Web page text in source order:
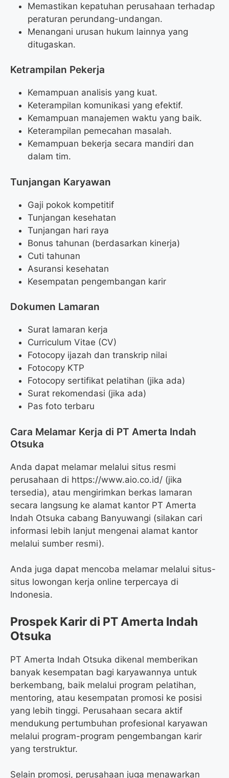
Memastikan kepatuhan perusahaan terhadap
peraturan perundang-undangan.
Menangani urusan hukum lainnya yang
ditugaskan.
Ketrampilan Pekerja
Kemampuan analisis yang kuat.
Keterampilan komunikasi yang efektif.
Kemampuan manajemen waktu yang baik.
Keterampilan pemecahan masalah.
Kemampuan bekerja secara mandiri dan
dalam tim.
Tunjangan Karyawan
Gaji pokok kompetitif
Tunjangan kesehatan
Tunjangan hari raya
Bonus tahunan (berdasarkan kinerja)
Cuti tahunan
Asuransi kesehatan
Kesempatan pengembangan karir
Dokumen Lamaran
Surat lamaran kerja
Curriculum Vitae (CV)
Fotocopy ijazah dan transkrip nilai
Fotocopy KTP
Fotocopy sertifikat pelatihan (jika ada)
Surat rekomendasi (jika ada)
Pas foto terbaru
Cara Melamar Kerja di PT Amerta Indah
Otsuka
Anda dapat melamar melalui situs resmi
perusahaan di https://www.aio.co.id/ (jika
tersedia), atau mengirimkan berkas lamaran
secara langsung ke alamat kantor PT Amerta
Indah Otsuka cabang Banyuwangi (silakan cari
informasi lebih lanjut mengenai alamat kantor
melalui sumber resmi).
Anda juga dapat mencoba melamar melalui situs-
situs lowongan kerja online terpercaya di
Indonesia.
Prospek Karir di PT Amerta Indah
Otsuka
PT Amerta Indah Otsuka dikenal memberikan
banyak kesempatan bagi karyawannya untuk
berkembang, baik melalui program pelatihan,
mentoring, atau kesempatan promosi ke posisi
yang lebih tinggi. Perusahaan secara aktif
mendukung pertumbuhan profesional karyawan
melalui program-program pengembangan karir
yang terstruktur.
Selain promosi, perusahaan juga menawarkan